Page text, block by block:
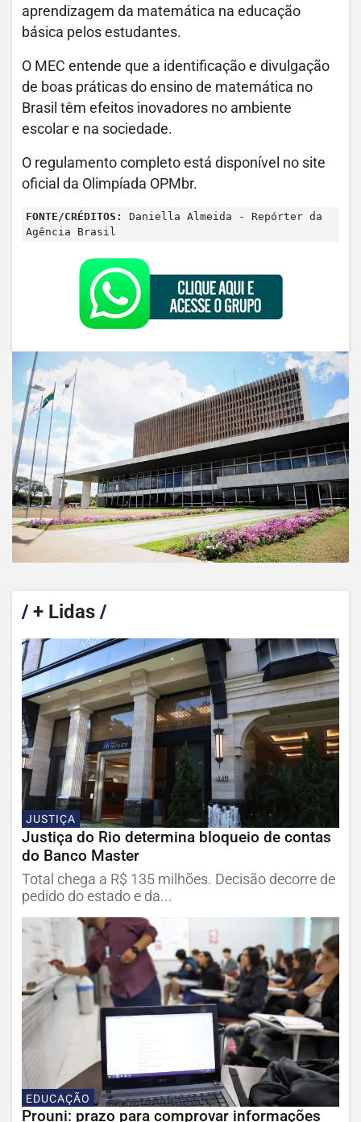
aprendizagem da matemática na educação
básica pelos estudantes.
O MEC entende que a identificação e divulgação
de boas práticas do ensino de matemática no
Brasil têm efeitos inovadores no ambiente
escolar e na sociedade.
O regulamento completo está disponível no site
oficial da Olimpíada OPMbr.
FONTE/CRÉDITOS:
Daniella Almeida - Repórter da
Agência Brasil
/+ Lidas /
JUSTIÇA
Justiça do Rio determina bloqueio de contas
do Banco Master
Total chega a R$ 135 milhões. Decisão decorre de
pedido do estado e da...
EDUCAÇÃO
Prouni: prazo para comprovar informações